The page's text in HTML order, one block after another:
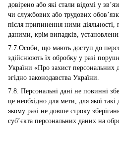
довірено або які стали відомі у
чи службових або трудових
після припинення ними діяльності,
даними, крім випадків,
7.7.Особи, що мають доступ до
здійснюють їх обробку у разі
України «Про захист персональних
згідно законодавства України.
7.8. Персональні дані не повинні
це необхідно для мети, для якої такі
якому разі не довше строку
суб’єкта персональних даних на